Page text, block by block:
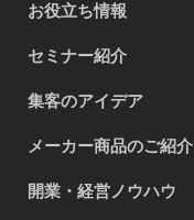
お役立ち情報
セミナー紹介
集客のアイデア
メーカー商品のご紹介
開業・経営ノウハウ